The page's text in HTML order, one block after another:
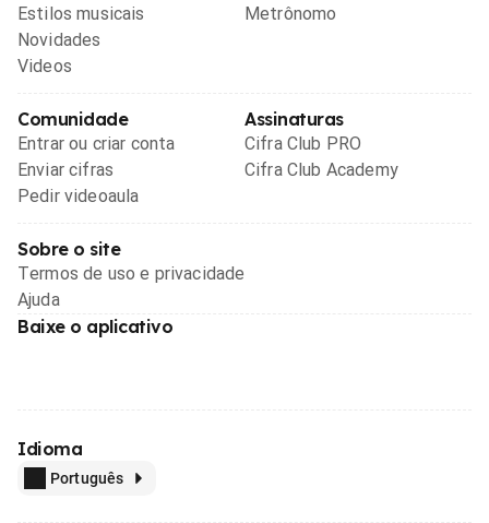
Estilos musicais
Novidades
Videos
Metrônomo
Comunidade
Entrar ou criar conta
Enviar cifras
Pedir videoaula
Assinaturas
Cifra Club PRO
Cifra Club Academy
Sobre o site
Termos de uso e privacidade
Ajuda
Baixe o aplicativo
Idioma
Português